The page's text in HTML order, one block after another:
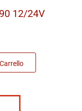
12/24V